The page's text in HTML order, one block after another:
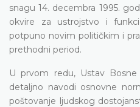
snagu 14. decembra 1995.
okvire za ustrojstvo i
potpuno novim političkim i
prethodni period.
U prvom redu, Ustav
detaljno navodi osnovne
poštovanje ljudskog